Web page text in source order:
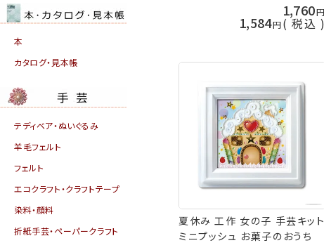
本
カタログ・見本帳
テディベア・ぬいぐるみ
羊毛フェルト
フェルト
エコクラフト・クラフトテープ
染料・顔料
折紙手芸・ペーパークラフト
1,760
1,584 税込
夏休み 工作 女の子 手芸キット
ミニプッシュ お菓子のおうち